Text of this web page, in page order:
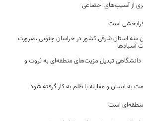
از آسیب‌های اجتماعی
است
سه استان شرقی کشور در خراسان جنوبی ،ضرورت
آسبادها
تبدیل مزیت‌های منطقه‌ای به ثروت و
به انسان و مقابله با ظلم به کار گرفته شود
است